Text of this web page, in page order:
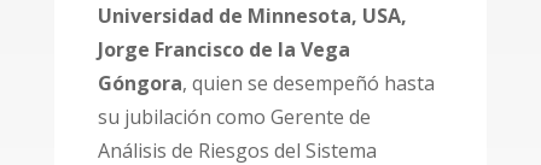
Universidad de Minnesota, USA,
Jorge Francisco de la Vega
Góngora, quien se desempeñó hasta
su jubilación como Gerente de
Análisis de Riesgos del Sistema